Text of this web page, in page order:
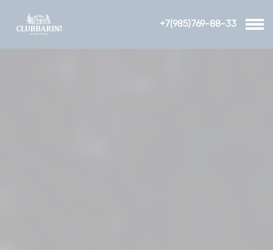
+7(985)769-88-33